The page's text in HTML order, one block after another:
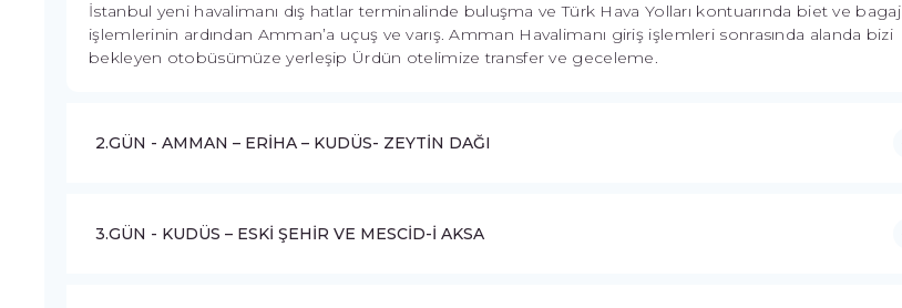
İstanbul yeni havalimanı dış hatlar terminalinde buluşma ve Türk Hava Yolları kontuarında biet ve bagaj
işlemlerinin ardından Amman’a uçuş ve varış. Amman Havalimanı giriş işlemleri sonrasında alanda bizi
bekleyen otobüsümüze yerleşip Ürdün otelimize transfer ve geceleme.
2.GÜN - AMMAN – ERİHA – KUDÜS- ZEYTİN DAĞI
3.GÜN - KUDÜS – ESKİ ŞEHİR VE MESCİD-İ AKSA